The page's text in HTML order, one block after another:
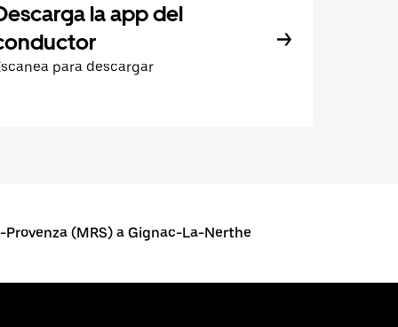
la app del
para descargar
(MRS) a Gignac-La-Nerthe